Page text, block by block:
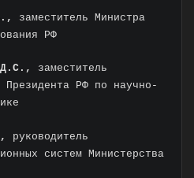
заместитель Министра
РФ
Д.С.,
заместитель
Президента РФ по научно-
руководитель
систем Министерства